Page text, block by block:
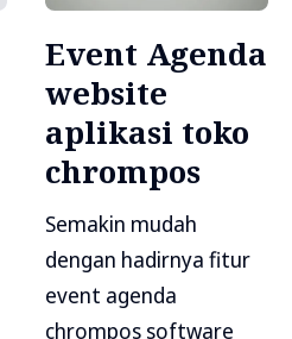
Event Agenda
website
aplikasi toko
chrompos
Semakin mudah
dengan hadirnya fitur
event agenda
chrompos software